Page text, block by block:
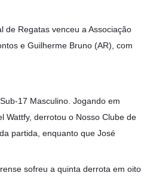
de Regatas venceu a Associação
e Guilherme Bruno (AR), com
17 Masculino. Jogando em
Wattfy, derrotou o Nosso Clube de
partida, enquanto que José
sofreu a quinta derrota em oito